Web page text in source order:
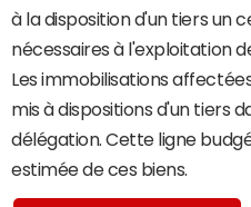
à la disposition d'un tiers un
nécessaires à l'exploitation
Les immobilisations
mis à dispositions d'un tiers
délégation. Cette ligne
estimée de ces biens.